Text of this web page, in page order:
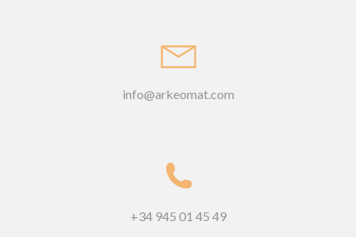
info@arkeomat.com
+34 945 01 45 49